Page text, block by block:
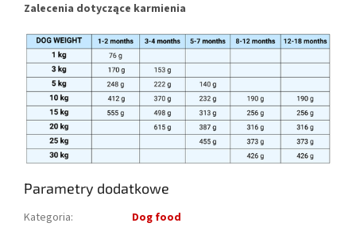
Zalecenia dotyczące karmienia
Parametry dodatkowe
Kategoria:
Dog food